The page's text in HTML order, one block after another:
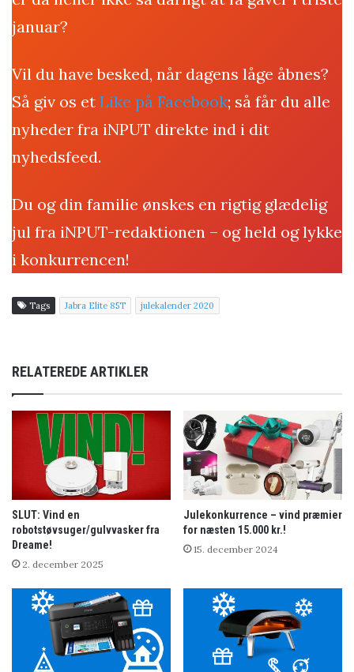
januar?
Vil du have besked, når dagens låge åbnes?
Så giv os et Like på Facebook; så får du alle
nyheder fra iNPUT direkte ind i dit
nyhedsfeed.
Du og din familie ønskes en rigtig glædelig
jul fra iNPUT-redaktionen – og held og lykke
i konkurrencen!
Tags Jabra Elite 85T julekalender 2020
RELATEREDE ARTIKLER
SLUT: Vind en
robotstøvsuger/gulvvasker fra
Dreame!
2. december 2025
Julekonkurrence – vind præmier
for næsten 15.000 kr.!
15. december 2024